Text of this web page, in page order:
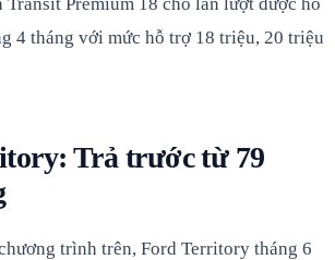
4 tháng với mức hỗ trợ 18 triệu, 20 triệu
Trả trước từ 79
trình trên, Ford Territory tháng 6